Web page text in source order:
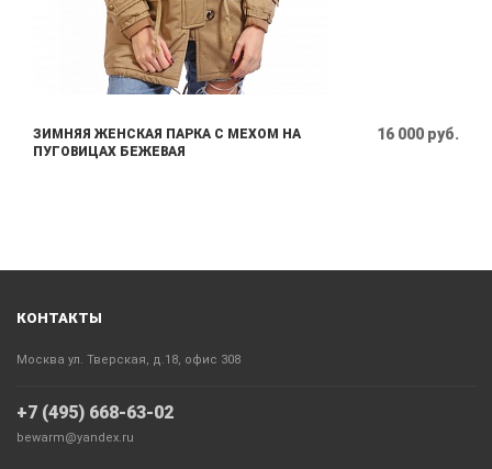
ЗИМНЯЯ ЖЕНСКАЯ ПАРКА С МЕХОМ НА
ПУГОВИЦАХ БЕЖЕВАЯ
16 000 руб.
КОНТАКТЫ
Москва ул. Тверская, д.18, офис 308
+7 (495) 668-63-02
bewarm@yandex.ru